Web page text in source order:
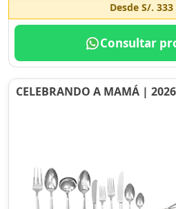
Desde S/. 333
Consultar
CELEBRANDO A MAMÁ |